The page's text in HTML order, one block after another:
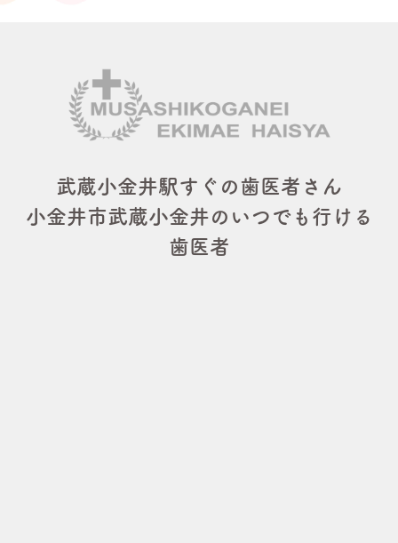
武蔵小金井駅すぐの歯医者さん
小金井市武蔵小金井のいつでも行ける
歯医者